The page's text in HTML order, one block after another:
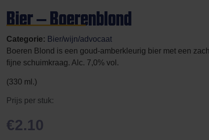
Bier – Boerenblond
Categorie: Bier/wijn/advocaat
Boeren Blond is een goud-amberkleurig bier met een
fijne schuimkraag. Alc. 7,0% vol.
(330 ml.)
Prijs per stuk:
€2.10